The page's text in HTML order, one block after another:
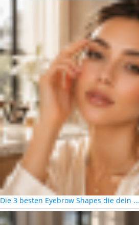
Die 3 besten Eyebrow Shapes die dein …